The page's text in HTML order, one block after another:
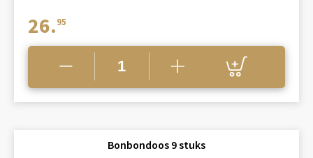
26. 95
Bonbondoos 9 stuks